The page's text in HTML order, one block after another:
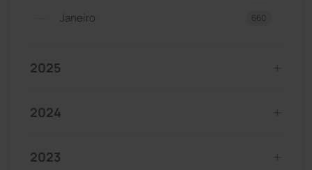
Janeiro 660
2025
2024
2023